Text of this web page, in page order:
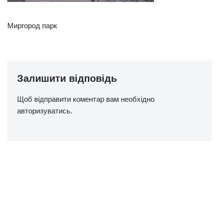
Миргород парк
Залишити відповідь
Щоб відправити коментар вам необхідно
авторизуватись.